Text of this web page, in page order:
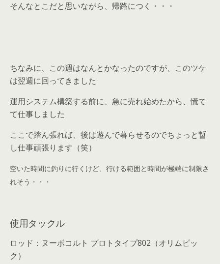
そんなとこだと思いながら、帰路につく・・・
ちなみに、この週はなんとかなったのですが、このツケ
は翌週に回ってきました
運用システム構築する前に、急に売れ始めたから、慌て
て仕事しました
ここで踏ん張れば、後は遊んで暮らせるのでちょっと暫
し仕事頑張ります（笑）
空いた時間に釣りに行くけど、行ける範囲と時間が極端に制限さ
れそう・・・
使用タックル
ロッド：ヌーボコルト プロトタイプ802（オリムピッ
ク）